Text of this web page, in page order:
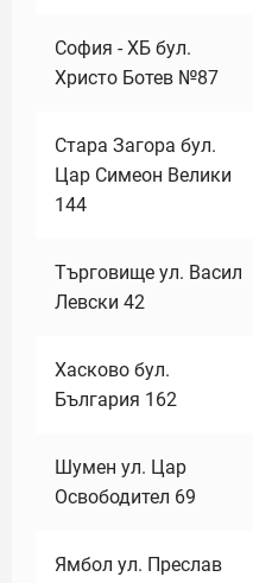
София - ХБ бул.
Христо Ботев №87
Стара Загора бул.
Цар Симеон Велики
144
Търговище ул. Васил
Левски 42
Хасково бул.
България 162
Шумен ул. Цар
Освободител 69
Ямбол ул. Преслав